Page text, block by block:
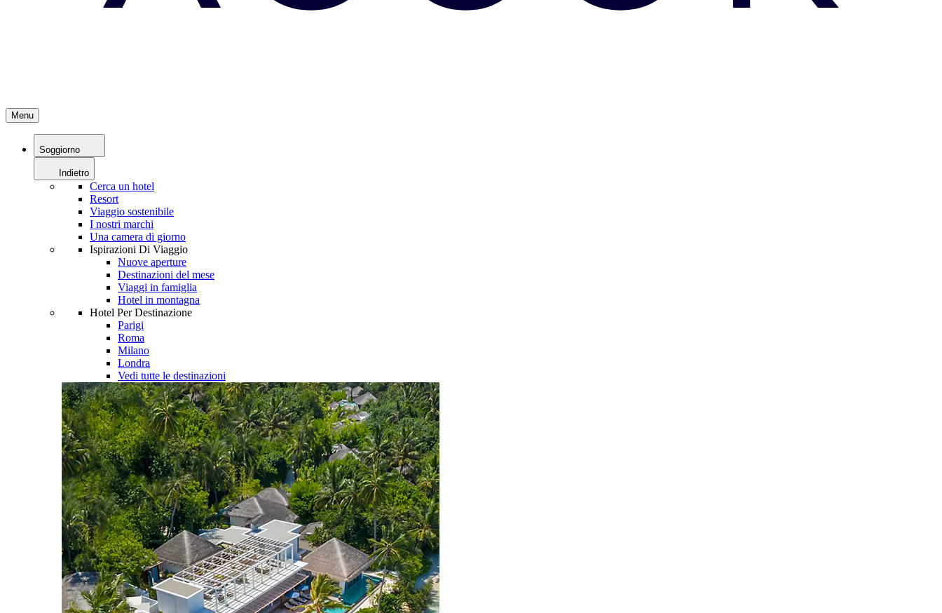
Menu
Soggiorno
Indietro
Cerca un hotel
Resort
Viaggio sostenibile
I nostri marchi
Una camera di giorno
Ispirazioni Di Viaggio
Nuove aperture
Destinazioni del mese
Viaggi in famiglia
Hotel in montagna
Hotel Per Destinazione
Parigi
Roma
Milano
Londra
Vedi tutte le destinazioni